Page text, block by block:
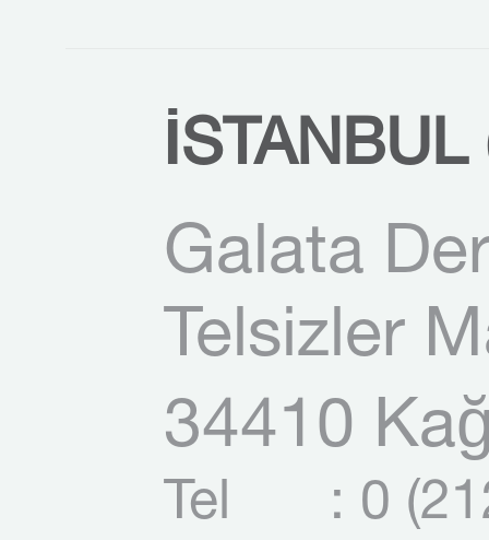
Galata
Telsizler
34410
Tel
: 0